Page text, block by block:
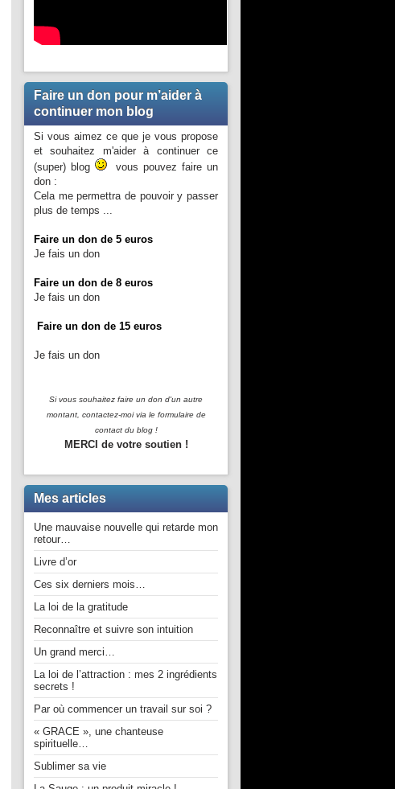
Faire un don pour m’aider à
continuer mon blog
Si vous aimez ce que je vous propose
et souhaitez m'aider à continuer ce
(super) blog
vous pouvez faire un
don :
Cela me permettra de pouvoir y passer
plus de temps ...
Faire un don de 5 euros
Je fais un don
Faire un don de 8 euros
Je fais un don
Faire un don de 15 euros
Je fais un don
Si vous souhaitez faire un don d'un autre
montant, contactez-moivia le formulaire de
contact du blog !
MERCI de votre soutien !
Mes articles
Une mauvaise nouvelle qui retarde mon
retour…
Livre d’or
Ces six derniers mois…
La loi de la gratitude
Reconnaître et suivre son intuition
Un grand merci…
La loi de l’attraction : mes 2 ingrédients
secrets !
Par où commencer un travail sur soi ?
« GRACE », une chanteuse
spirituelle…
Sublimer sa vie